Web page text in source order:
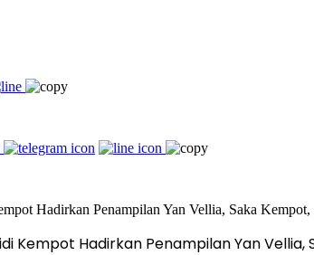
Kempot Hadirkan Penampilan Yan Vellia,